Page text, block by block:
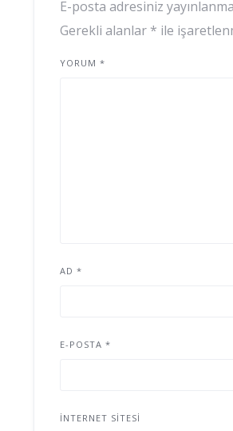
E-posta adresiniz
Gerekli alanlar * ile
YORUM *
AD *
E-POSTA *
İNTERNET SITESI